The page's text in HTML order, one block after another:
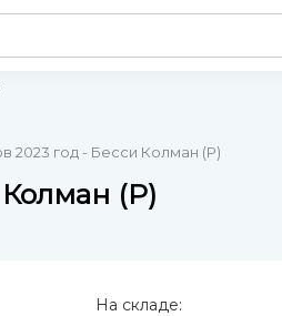
2023 год - Бесси Колман (P)
(P)
На складе: